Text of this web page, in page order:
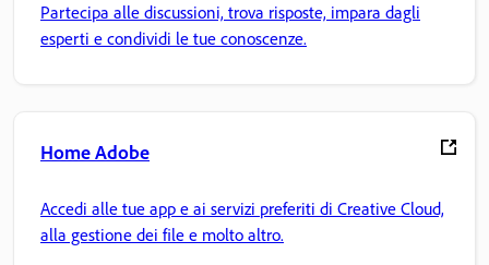
Partecipa alle discussioni, trova risposte, impara dagli
esperti e condividi le tue conoscenze.
Home Adobe
Accedi alle tue app e ai servizi preferiti di Creative Cloud,
alla gestione dei file e molto altro.